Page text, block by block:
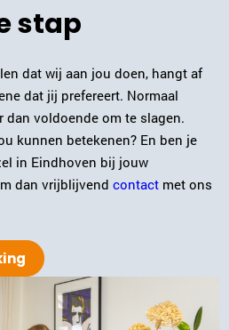
stap
dat wij aan jou doen, hangt af
dat jij prefereert. Normaal
dan voldoende om te slagen.
kunnen betekenen? En ben je
in Eindhoven bij jouw
dan vrijblijvendcontact met ons
Sabee-Morsink
|email
Plan kennismaking
Karsten
|email